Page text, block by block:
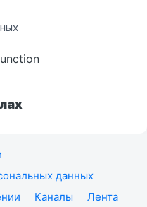
данных
Каналы
Лента